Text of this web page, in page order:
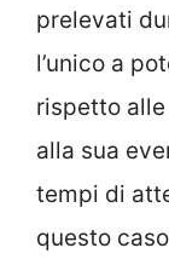
prelevati
l’unico a
rispetto
alla sua
tempi di
questo